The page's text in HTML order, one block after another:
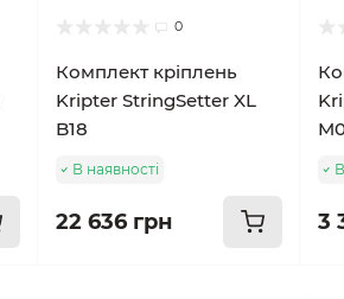
0
Комплект кріплень
Kripter StringSetter XL
B18
В наявності
22 636 грн 3